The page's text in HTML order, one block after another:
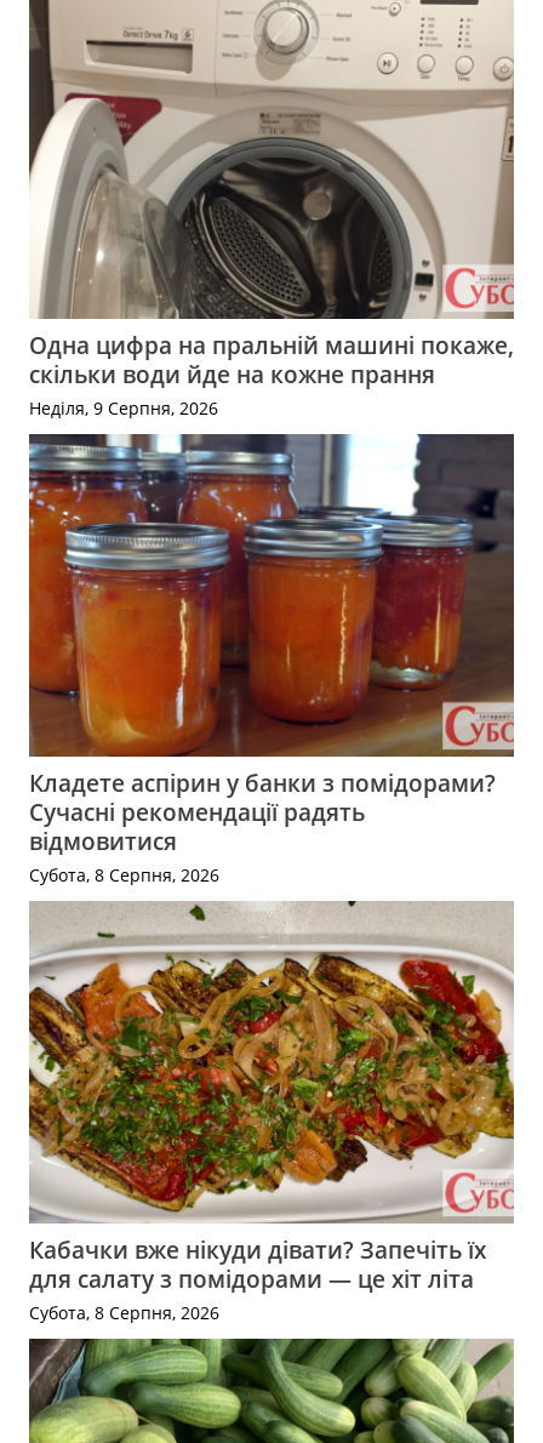
Одна цифра на пральній машині покаже,
скільки води йде на кожне прання
Неділя, 9 Серпня, 2026
Кладете аспірин у банки з помідорами?
Сучасні рекомендації радять
відмовитися
Субота, 8 Серпня, 2026
Кабачки вже нікуди дівати? Запечіть їх
для салату з помідорами — це хіт літа
Субота, 8 Серпня, 2026